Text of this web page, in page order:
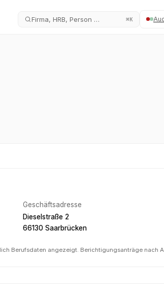
Firma, HRB, Person … ⌘K
Geschäftsadresse
Dieselstraße 2
66130 Saarbrücken
Berufsdaten angezeigt. Berichtigungsanträge nach